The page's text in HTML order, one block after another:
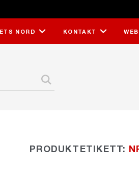
NORD KONTAKT
PRODUKTETIKETT: